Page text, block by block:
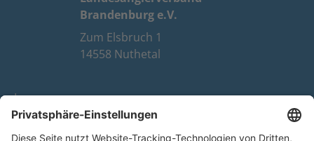
Brandenburg e.V.
Zum Elsbruch 1
14558 Nuthetal
Impressum
Datenschutz